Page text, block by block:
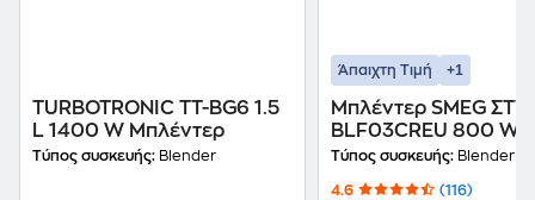
TURBOTRONIC TT-BG6 1.5
L 1400 W Μπλέντερ
Τύπος συσκευής: Blender
Άπαιχτη Τιμή +1
Μπλέντερ SMEG
BLF03CREU 800 W
Τύπος συσκευής: Blender
4.6 (116)